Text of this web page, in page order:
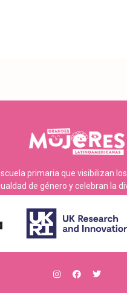
primaria que visibilizan
de género y celebran la